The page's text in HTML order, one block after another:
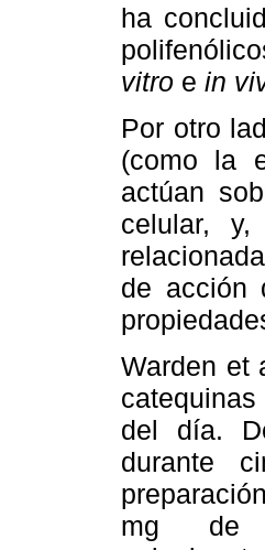
ha
vitro e in
Por otro
(como la
actúan
celular, y,
de acción
Warden et
del día.
durante
mg de